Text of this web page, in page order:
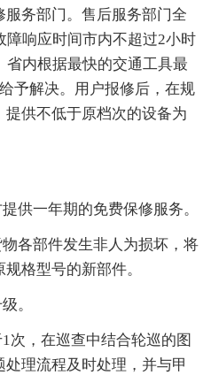
务部门。售后服务部门全
障响应时间市内不超过2小时
省内根据最快的交通工具最
予解决。用户报修后，在规
供不低于原档次的设备为
供一年期的免费保修服务。
各部件发生非人为损坏，将
格型号的新部件。
。
次，在巡查中结合轮巡的图
理流程及时处理，并与甲